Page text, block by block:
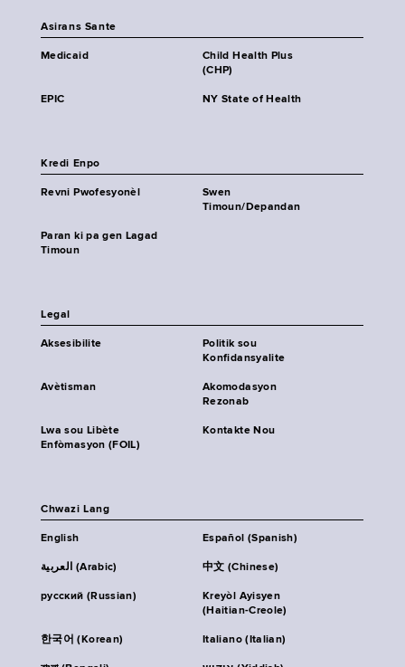
Asirans Sante
Medicaid
Child Health Plus
(CHP)
EPIC NY State of Health
Kredi Enpo
Revni Pwofesyonèl
Swen
Timoun/Depandan
Paran ki pa gen Lagad
Timoun
Legal
Aksesibilite
Politik sou
Konfidansyalite
Avètisman
Akomodasyon
Rezonab
Lwa sou Libète
Enfòmasyon (FOIL)
Kontakte Nou
Chwazi Lang
English Español (Spanish)
العربية (Arabic) 中文 (Chinese)
русский (Russian)
Kreyòl Ayisyen
(Haitian-Creole)
한국어 (Korean) Italiano (Italian)